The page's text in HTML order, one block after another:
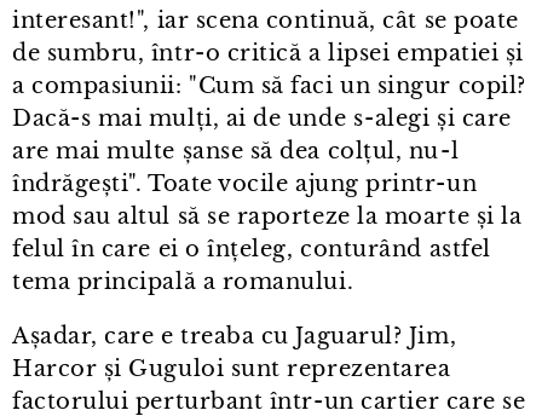
interesant!", iar scena continuă, cât se poate
de sumbru, într⁠-⁠o critică a lipsei empatiei și
a compasiunii: "Cum să faci un singur copil?
Dacă-s mai mulți, ai de unde s⁠-⁠alegi și care
are mai multe șanse să dea colțul, nu⁠-⁠l
îndrăgești". Toate vocile ajung printr⁠-⁠un
mod sau altul să se raporteze la moarte și la
felul în care ei o înțeleg, conturând astfel
tema principală a romanului.
Așadar, care e treaba cu Jaguarul? Jim,
Harcor și Guguloi sunt reprezentarea
factorului perturbant într⁠-⁠un cartier care se